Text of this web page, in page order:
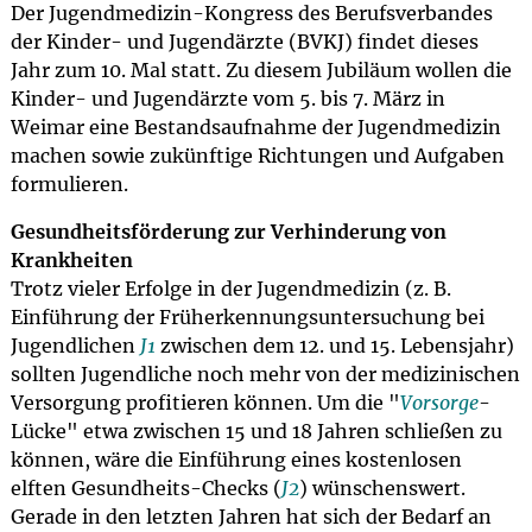
Der Jugendmedizin-Kongress des Berufsverbandes
der Kinder- und Jugendärzte (BVKJ) findet dieses
Jahr zum 10. Mal statt. Zu diesem Jubiläum wollen die
Kinder- und Jugendärzte vom 5. bis 7. März in
Weimar eine Bestandsaufnahme der Jugendmedizin
machen sowie zukünftige Richtungen und Aufgaben
formulieren.
Gesundheitsförderung zur Verhinderung von
Krankheiten
Trotz vieler Erfolge in der Jugendmedizin (z. B.
Einführung der Früherkennungsuntersuchung bei
Jugendlichen J1 zwischen dem 12. und 15. Lebensjahr)
sollten Jugendliche noch mehr von der medizinischen
Versorgung profitieren können. Um die "Vorsorge-
Lücke" etwa zwischen 15 und 18 Jahren schließen zu
können, wäre die Einführung eines kostenlosen
elften Gesundheits-Checks (J2) wünschenswert.
Gerade in den letzten Jahren hat sich der Bedarf an